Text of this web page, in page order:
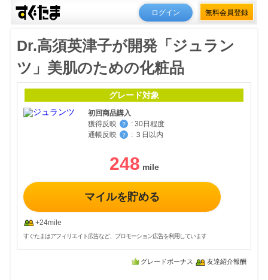
ログイン 無料会員登録
Dr.高須英津子が開発「ジュラン
ツ」美肌のための化粧品
グレード対象
初回商品購入
獲得反映
？ : 30日程度
通帳反映
？ : ３日以内
248
マイルを貯める
+24mile
すぐたまはアフィリエイト広告など、プロモーション広告を利用しています
グレードボーナス 友達紹介報酬